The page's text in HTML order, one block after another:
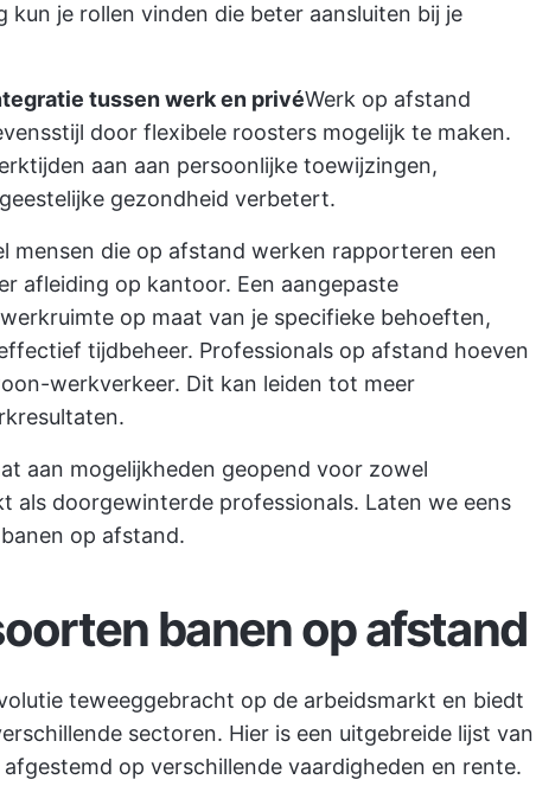
kun je rollen vinden die beter aansluiten bij je
tussen werk en privéWerk op afstand
door flexibele roosters mogelijk te maken.
aan aan persoonlijke toewijzingen,
gezondheid verbetert.
mensen die op afstand werken rapporteren een
afleiding op kantoor. Een aangepaste
op maat van je specifieke behoeften,
tijdbeheer. Professionals op afstand hoeven
werkverkeer. Dit kan leiden tot meer
aan mogelijkheden geopend voor zowel
als doorgewinterde professionals. Laten we eens
op afstand.
banen op afstand
teweeggebracht op de arbeidsmarkt en biedt
sectoren. Hier is een uitgebreide lijst van
op verschillende vaardigheden en rente.